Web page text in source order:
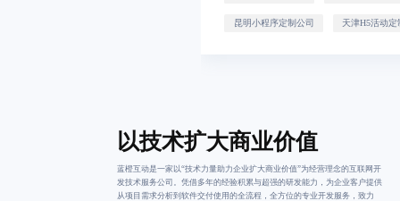
昆明小程序定制公司 天津H5活动定
以技术扩大商业价值
蓝橙互动是一家以“技术力量助力企业扩大商业价值”为经营理念的互联网开
发技术服务公司。凭借多年的经验积累与超强的研发能力，为企业客户提供
从项目需求分析到软件交付使用的全流程，全方位的专业开发服务，致力